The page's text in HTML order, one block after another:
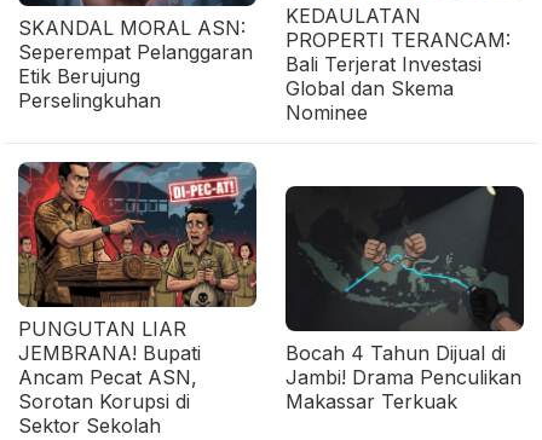
SKANDAL MORAL ASN:
Seperempat Pelanggaran
Etik Berujung
Perselingkuhan
KEDAULATAN
PROPERTI TERANCAM:
Bali Terjerat Investasi
Global dan Skema
Nominee
PUNGUTAN LIAR
JEMBRANA! Bupati
Ancam Pecat ASN,
Sorotan Korupsi di
Sektor Sekolah
Bocah 4 Tahun Dijual di
Jambi! Drama Penculikan
Makassar Terkuak